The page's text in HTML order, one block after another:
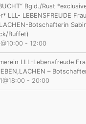
Bgld./Rust
LLL- LEBENSFREUDE
Botschafterin
Buffet)
- 12:00
LLL-Lebensfreude
–
- 20:00